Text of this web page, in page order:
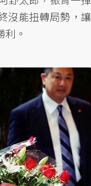
沒能扭轉局勢，讓
。